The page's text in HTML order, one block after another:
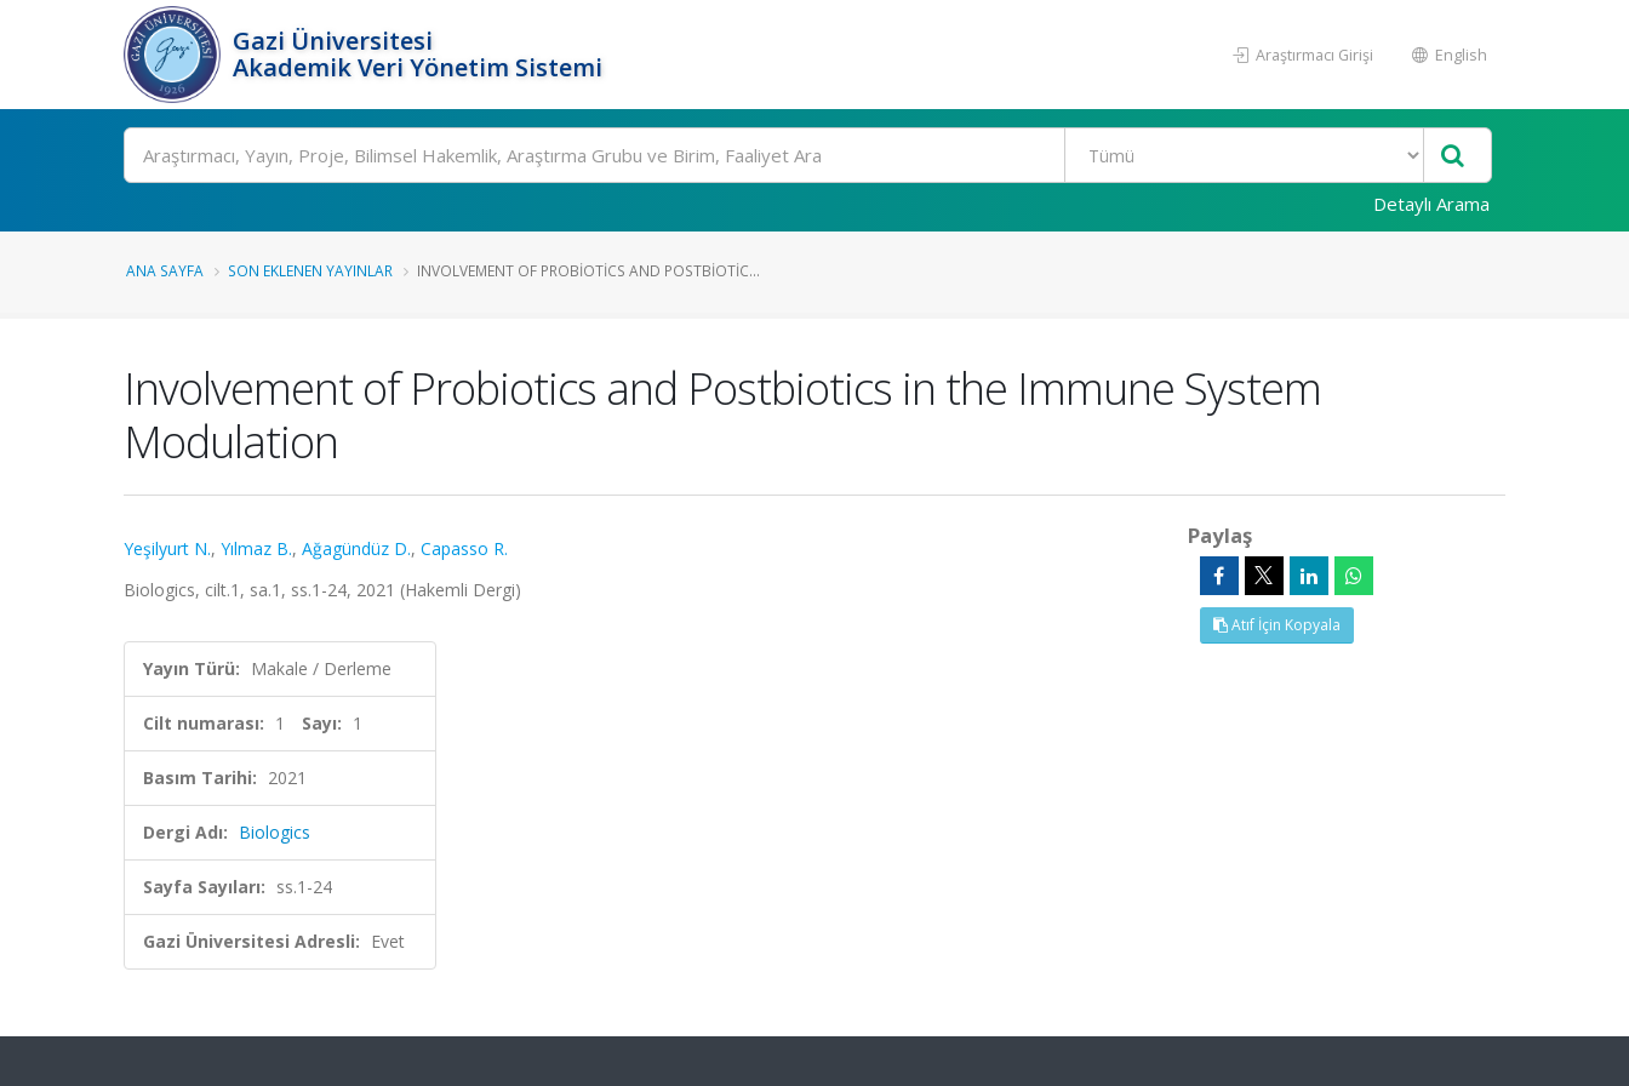
Gazi Üniversitesi
Akademik Veri Yönetim Sistemi
Araştırmacı Girişi English
Ara
Detaylı Arama
ANA SAYFA SON EKLENEN YAYINLAR INVOLVEMENT OF PROBIOTICS AND POSTBIOTIC...
Involvement of Probiotics and Postbiotics in the Immune System
Modulation
Yeşilyurt N., Yılmaz B., Ağagündüz D., Capasso R.
Biologics, cilt.1, sa.1, ss.1-24, 2021 (Hakemli Dergi)
Yayın Türü: Makale / Derleme
Cilt numarası: 1 Sayı: 1
Basım Tarihi: 2021
Dergi Adı: Biologics
Sayfa Sayıları: ss.1-24
Gazi Üniversitesi Adresli: Evet
Paylaş
Atıf İçin Kopyala